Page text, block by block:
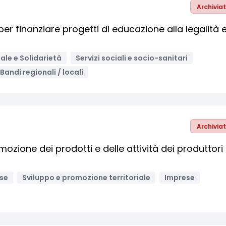
finanziare progetti di educazione alla legalità
e Solidarietà
Servizi sociali e socio-sanitari
Bandi regionali / locali
dei prodotti e delle attività dei produttori
Sviluppo e promozione territoriale Imprese